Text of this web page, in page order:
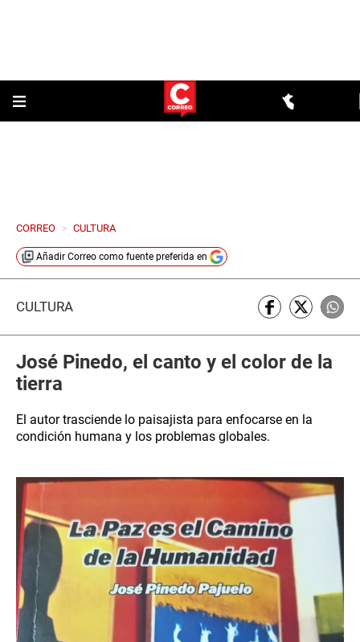
CORREO > CULTURA
Añadir Correo como fuente preferida en
CULTURA
José Pinedo, el canto y el color de la
tierra
El autor trasciende lo paisajista para enfocarse en la
condición humana y los problemas globales.